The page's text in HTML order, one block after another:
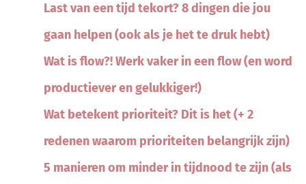
Last van een tijd tekort? 8 dingen die jou
gaan helpen (ook als je het te druk hebt)
Wat is flow?! Werk vaker in een flow (en word
productiever en gelukkiger!)
Wat betekent prioriteit? Dit is het (+ 2
redenen waarom prioriteiten belangrijk zijn)
5 manieren om minder in tijdnood te zijn (als